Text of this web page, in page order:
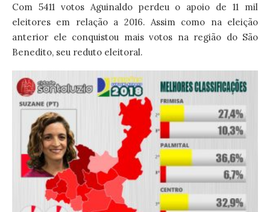
Com 5411 votos Aguinaldo perdeu o apoio de 11 mil
eleitores em relação a 2016. Assim como na eleição
anterior ele conquistou mais votos na região do São
Benedito, seu reduto eleitoral.